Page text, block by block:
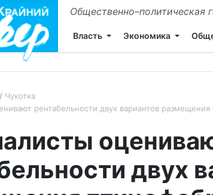
Общественно–политическая
Власть Экономика
Чукотка
рентабельности двух вариантов
двух